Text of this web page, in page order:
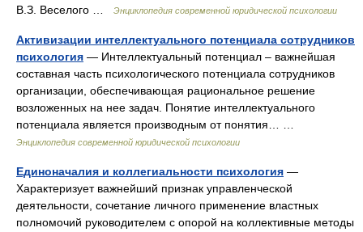
В.З. Веселого …
Энциклопедия современной юридической психологии
Активизации интеллектуального потенциала сотрудников
психология — Интеллектуальный потенциал – важнейшая
составная часть психологического потенциала сотрудников
организации, обеспечивающая рациональное решение
возложенных на нее задач. Понятие интеллектуального
потенциала является производным от понятия… …
Энциклопедия современной юридической психологии
Единоначалия и коллегиальности психология —
Характеризует важнейший признак управленческой
деятельности, сочетание личного применение властных
полномочий руководителем с опорой на коллективные методы